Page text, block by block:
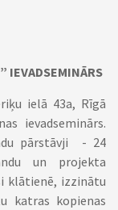
ielā 43a, Rīgā
ievadseminārs.
pārstāvji - 24
un projekta
klātienē, izzinātu
katras kopienas